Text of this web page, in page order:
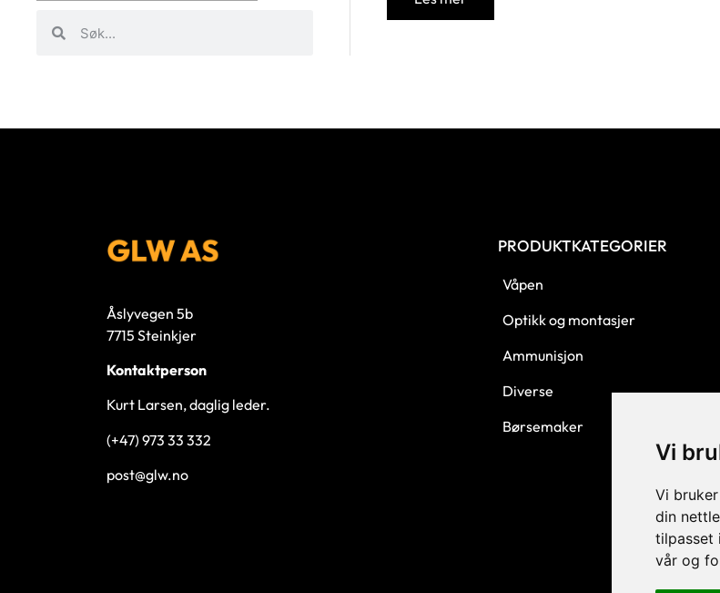
Vi
Vi
din
tilpasset
vår og
Åslyvegen 5b
7715 Steinkjer
Kontaktperson
Kurt Larsen, daglig leder.
(+47) 973 33 332
post@glw.no
PRODUKTKATEGORIER
Våpen
Optikk og montasjer
Ammunisjon
Diverse
Børsemaker